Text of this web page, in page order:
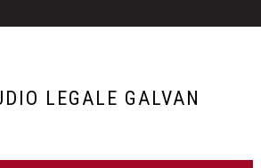
LEGALE GALVAN